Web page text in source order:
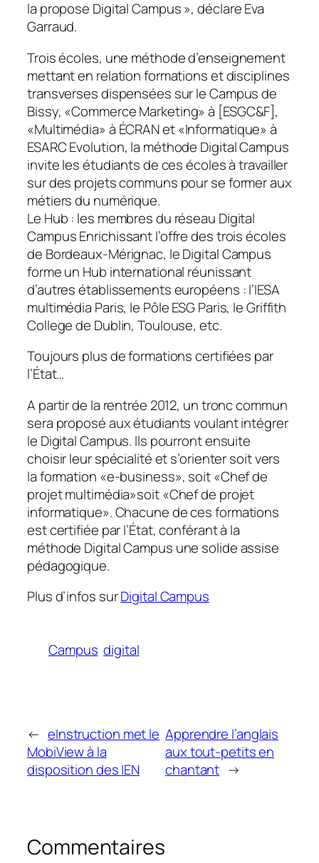
la propose Digital Campus », déclare Eva
Garraud.
Trois écoles, une méthode d’enseignement
mettant en relation formations et disciplines
transverses dispensées sur le Campus de
Bissy, «Commerce Marketing» à [ESGC&F],
«Multimédia» à ÉCRAN et «Informatique» à
ESARC Evolution, la méthode Digital Campus
invite les étudiants de ces écoles à travailler
sur des projets communs pour se former aux
métiers du numérique.
Le Hub : les membres du réseau Digital
Campus Enrichissant l’offre des trois écoles
de Bordeaux-Mérignac, le Digital Campus
forme un Hub international réunissant
d’autres établissements européens : l’IESA
multimédia Paris, le Pôle ESG Paris, le Griffith
College de Dublin, Toulouse, etc.
Toujours plus de formations certifiées par
l’État…
A partir de la rentrée 2012, un tronc commun
sera proposé aux étudiants voulant intégrer
le Digital Campus. Ils pourront ensuite
choisir leur spécialité et s’orienter soit vers
la formation «e-business», soit «Chef de
projet multimédia»soit «Chef de projet
informatique». Chacune de ces formations
est certifiée par l’État, conférant à la
méthode Digital Campus une solide assise
pédagogique.
Plus d’infos surDigital Campus
Campus digital
← eInstruction met le
MobiView à la
disposition des IEN
Apprendre l’anglais
aux tout-petits en
chantant →
Commentaires